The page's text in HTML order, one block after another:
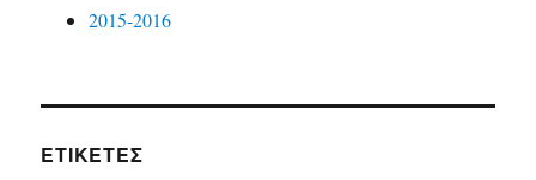
2015-2016
ΕΤΙΚΈΤΕΣ